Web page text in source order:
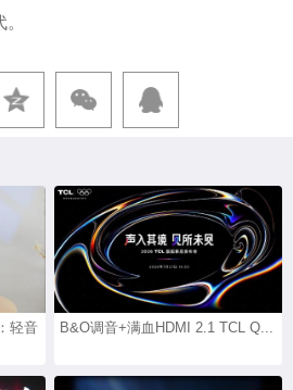
轻音
B&O调音+满血HDMI 2.1 TCL Q...